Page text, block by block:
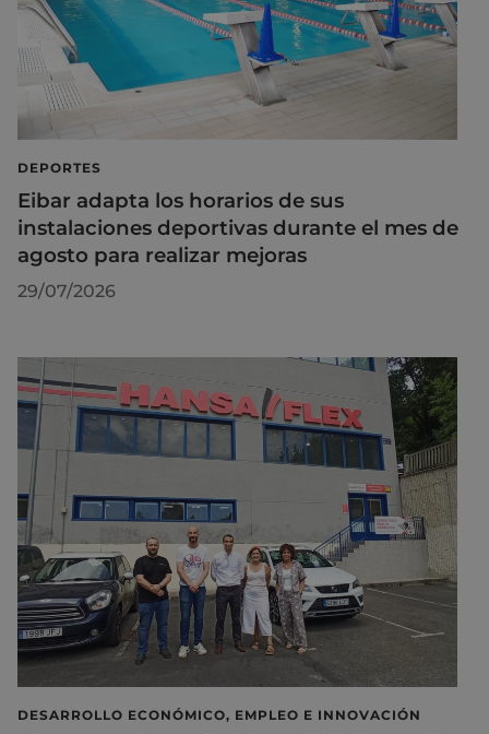
DEPORTES
Eibar adapta los horarios de sus
instalaciones deportivas durante el mes de
agosto para realizar mejoras
29/07/2026
DESARROLLO ECONÓMICO, EMPLEO E INNOVACIÓN